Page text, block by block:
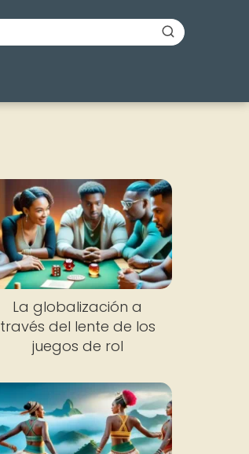
La globalización a
través del lente de los
juegos de rol